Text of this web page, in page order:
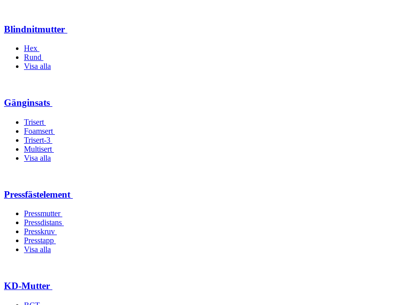
Blindnitmutter
Hex
Rund
Visa alla
Gänginsats
Trisert
Foamsert
Trisert-3
Multisert
Visa alla
Pressfästelement
Pressmutter
Pressdistans
Presskruv
Presstapp
Visa alla
KD-Mutter